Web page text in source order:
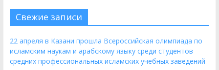
Свежие записи
22 апреля в Казани прошла Всероссийская олимпиада по
исламским наукам и арабскому языку среди студентов
средних профессиональных исламских учебных заведений